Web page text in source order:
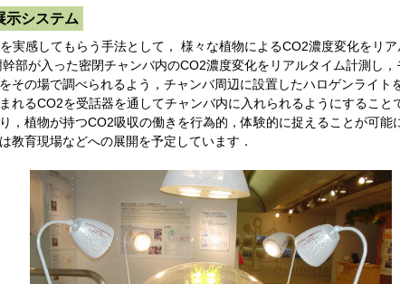
示システム
実感してもらう手法として， 様々な植物によるCO2濃度変化をリ
部が入った密閉チャンバ内のCO2濃度変化をリアルタイム計測し
その場で調べられるよう，チャンバ周辺に設置したハロゲンライト
れるCO2を受話器を通してチャンバ内に入れられるようにすること
，植物が持つCO2吸収の働きを行為的，体験的に捉えることが可
教育現場などへの展開を予定しています．